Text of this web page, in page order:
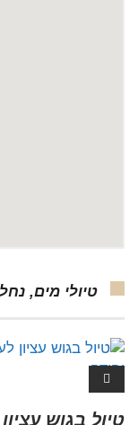
טיולי מים,
טיול בגוש